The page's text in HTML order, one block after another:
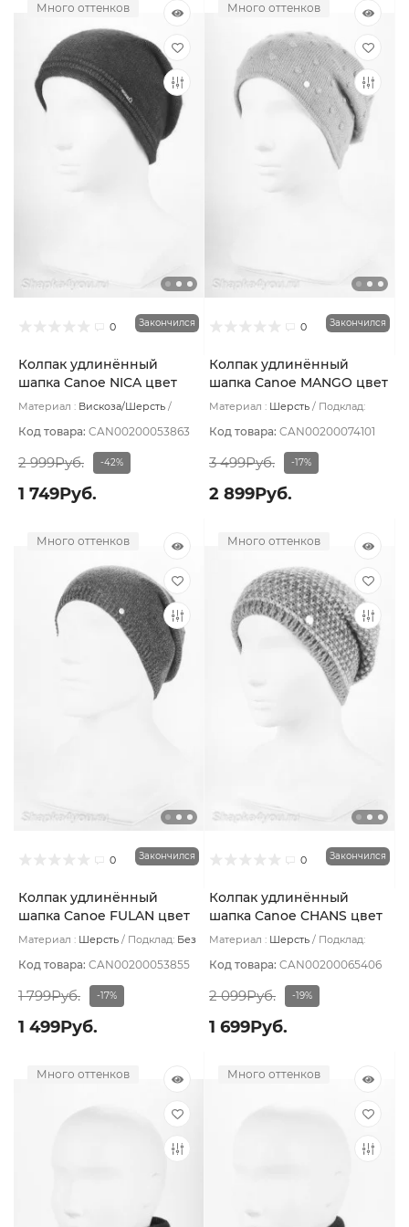
Много оттенков
0 Закончился
Колпак удлинённый
шапка Canoe NICA цвет
Синий тёмный
Материал : Вискоза/Шерсть
Код товара: CAN00200053863
2 999Руб. -42%
1 749Руб.
Много оттенков
0 Закончился
Колпак удлинённый
шапка Canoe MANGO цвет
Бежевый тёмный
Материал : Шерсть
Подклад:
Код товара: CAN00200074101
3 499Руб. -17%
2 899Руб.
Много оттенков
0 Закончился
Колпак удлинённый
шапка Canoe FULAN цвет
Синий
Материал : Шерсть Подклад: Без
Код товара: CAN00200053855
1 799Руб. -17%
1 499Руб.
Много оттенков
0 Закончился
Колпак удлинённый
шапка Canoe CHANS цвет
Розовый темный
Материал : Шерсть
Подклад:
Код товара: CAN00200065406
2 099Руб. -19%
1 699Руб.
Много оттенков Много оттенков